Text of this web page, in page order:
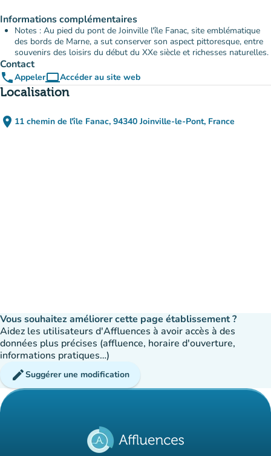
Informations complémentaires
Notes : Au pied du pont de Joinville l'île Fanac, site emblématique
des bords de Marne, a sut conserver son aspect pittoresque, entre
souvenirs des loisirs du début du XXe siècle et richesses naturelles.
Contact
phoneAppelercomputerAccéder au site web
(nouvel onglet)
Localisation
place 11 chemin de l'île Fanac, 94340 Joinville-le-Pont, France
(ouvrir dans Google Maps)
(nouvel onglet)
Vous souhaitez améliorer cette page établissement ?
Aidez les utilisateurs d'Affluences à avoir accès à des
données plus précises (affluence, horaire d'ouverture,
informations pratiques…)
editSuggérer une modification